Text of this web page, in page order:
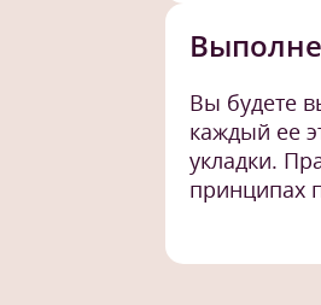
Вы будете
каждый ее
укладки.
принципах